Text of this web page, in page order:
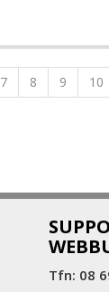
7 8 9 10
Tfn: 08